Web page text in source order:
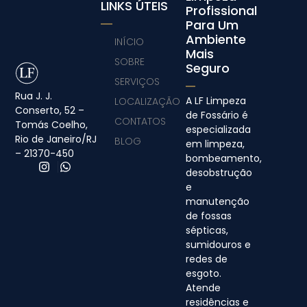
Rua J. J.
Conserto, 52 –
Tomás Coelho,
Rio de Janeiro/RJ
– 21370-450
Profissional
Para Um
Ambiente
Mais
Seguro
A LF Limpeza
de Fossário é
especializada
em limpeza,
bombeamento,
desobstrução
e
manutenção
de fossas
sépticas,
sumidouros e
redes de
esgoto.
Atende
residências e
LINKS ÚTEIS
INÍCIO
SOBRE
SERVIÇOS
LOCALIZAÇÃO
CONTATOS
BLOG